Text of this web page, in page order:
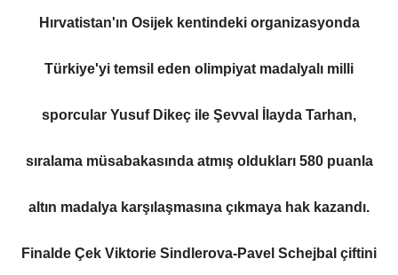
Hırvatistan'ın Osijek kentindeki organizasyonda
Türkiye'yi temsil eden olimpiyat madalyalı milli
sporcular Yusuf Dikeç ile Şevval İlayda Tarhan,
sıralama müsabakasında atmış oldukları 580 puanla
altın madalya karşılaşmasına çıkmaya hak kazandı.
Finalde Çek Viktorie Sindlerova-Pavel Schejbal çiftini